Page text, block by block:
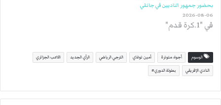
بحضور جمهور الناديين في جانفي
2026-08-06
في "1.كرة قدم"
الوسوم أجواء متوترة أمين توغاي الترجي الرياضي الرأي الجديد اللاعب الجزائري
النادي الإفريقي بطولة الدوري#